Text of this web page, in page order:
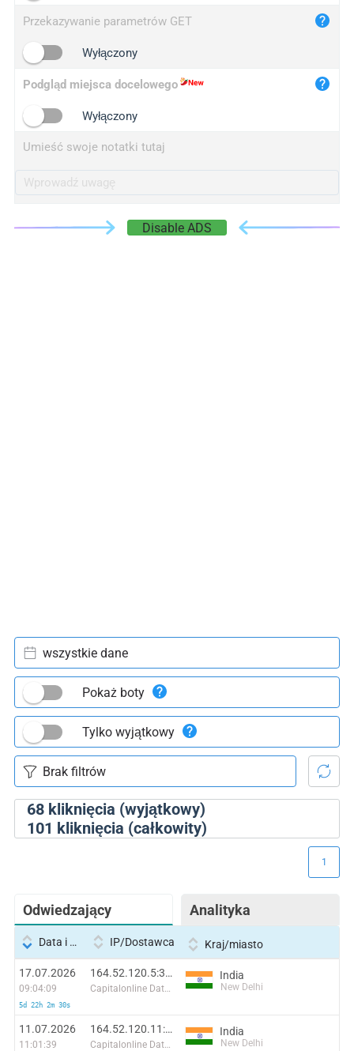
Przekazywanie parametrów GET
Wyłączony
Podgląd miejsca docelowego
Wyłączony
Umieść swoje notatki tutaj
Disable ADS
68kliknięcia (wyjątkowy)
101 kliknięcia (całkowity)
wszystkie dane
Pokaż boty
Tylko wyjątkowy
Odwiedzający Analityka
1
Data i godzina IP/Dostawca Kraj/miasto
17.07.2026
09:04:09
5d 22h 2m 30s
164.52.120.5:34848
Capitalonline Data Service (HK) Co
India
New Delhi
11.07.2026
11:01:39
164.52.120.11:61185
Capitalonline Data Service (HK) Co
India
New Delhi